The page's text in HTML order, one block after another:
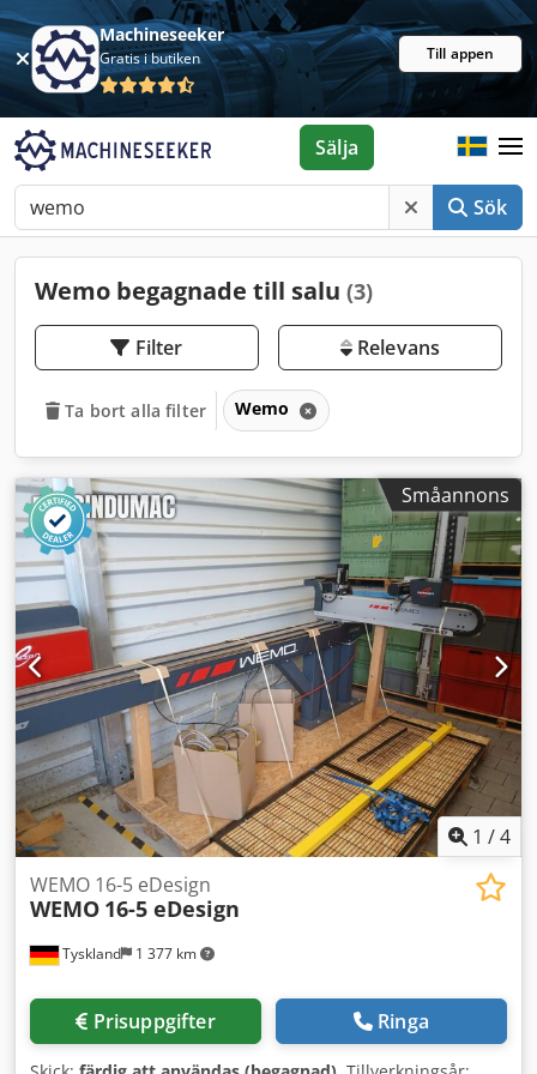
Machineseeker
Gratis i butiken Till appen
Sök
Sälja
Wemo begagnade till salu (3)
Filter Relevans
Ta bort alla filter Wemo
Småannons
1 /4
Tyskland 1 377 km
WEMO 16-5 eDesign
WEMO 16-5 eDesign
Prisuppgifter Ringa